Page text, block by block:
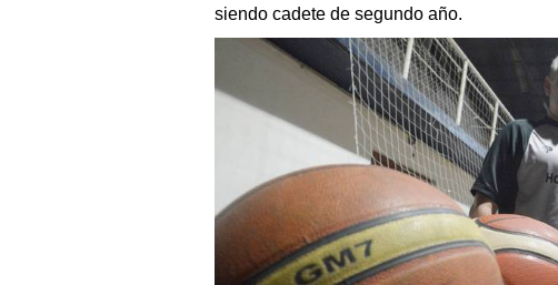
siendo cadete de segundo año.